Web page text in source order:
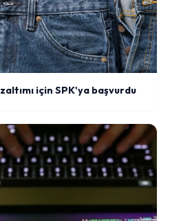
için SPK'ya başvurdu